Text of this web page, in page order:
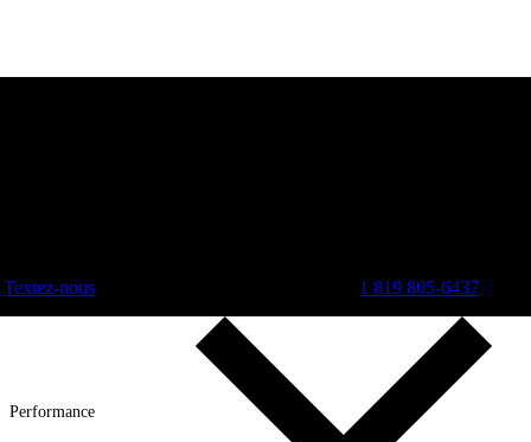
Textez-nous 1 819 805-6437
Performance